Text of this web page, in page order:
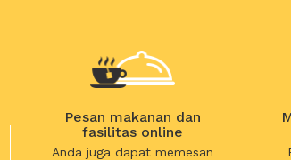
Pesan makanan dan
fasilitas online
Anda juga dapat memesan